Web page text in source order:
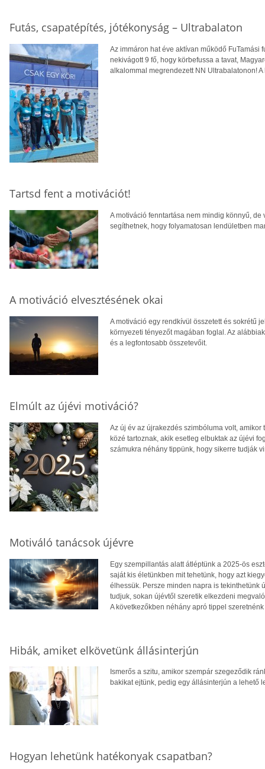
Futás, csapatépítés, jótékonyság – Ultrabalaton
Az immáron hat éve aktívan működő FuTamási
nekivágott 9 fő, hogy körbefussa a tavat,
alkalommal megrendezett NN Ultrabalatonon!
Tartsd fent a motivációt!
A motiváció fenntartása nem mindig könnyű,
segíthetnek, hogy folyamatosan lendületben
A motiváció elvesztésének okai
A motiváció egy rendkívül összetett és sokrétű
környezeti tényezőt magában foglal. Az
és a legfontosabb összetevőit.
Elmúlt az újévi motiváció?
Az új év az újrakezdés szimbóluma volt,
közé tartoznak, akik esetleg elbuktak az újévi
számukra néhány tippünk, hogy sikerre tudják
Motiváló tanácsok újévre
Egy szempillantás alatt átléptünk a 2025-ös
saját kis életünkben mit tehetünk, hogy azt
élhessük. Persze minden napra is tekinthetünk
tudjuk, sokan újévtől szeretik elkezdeni
A következőkben néhány apró tippel
Hibák, amiket elkövetünk állásinterjún
Ismerős a szitu, amikor szempár szegeződik
bakikat ejtünk, pedig egy állásinterjún a lehető
Hogyan lehetünk hatékonyak csapatban?